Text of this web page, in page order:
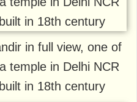
in full view, one of
temple in Delhi NCR
in 18th century